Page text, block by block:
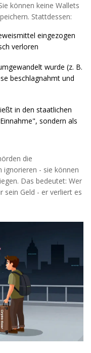
können keine Wallets
Stattdessen:
eingezogen
verloren
wurde (z. B.
beschlagnahmt und
in den staatlichen
sondern als
die
ignorieren - sie können
Das bedeutet: Wer
sein Geld - er verliert es